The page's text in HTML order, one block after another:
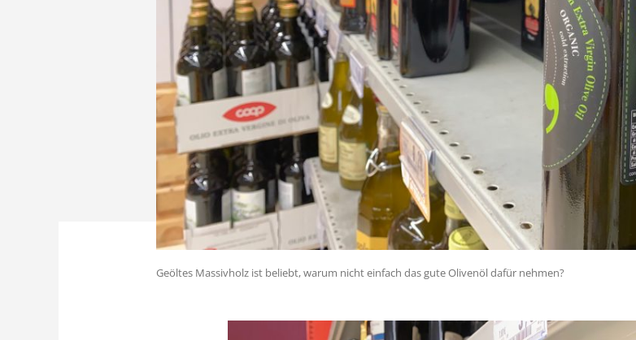
Geöltes Massivholz ist beliebt, warum nicht einfach das gute Olivenöl dafür nehmen?